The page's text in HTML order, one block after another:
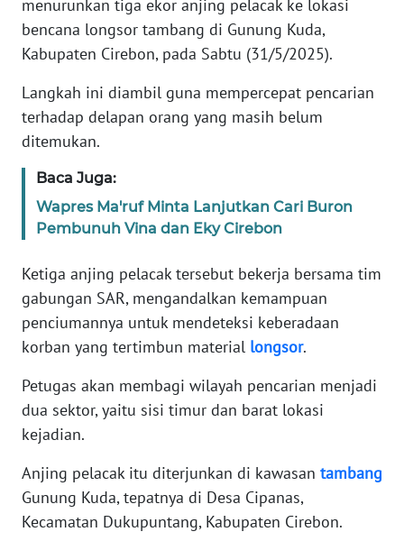
menurunkan tiga ekor anjing pelacak ke lokasi
bencana longsor tambang di Gunung Kuda,
Kabupaten Cirebon, pada Sabtu (31/5/2025).
Langkah ini diambil guna mempercepat pencarian
terhadap delapan orang yang masih belum
ditemukan.
Baca Juga:
Wapres Ma'ruf Minta Lanjutkan Cari Buron
Pembunuh Vina dan Eky Cirebon
Ketiga anjing pelacak tersebut bekerja bersama tim
gabungan SAR, mengandalkan kemampuan
penciumannya untuk mendeteksi keberadaan
korban yang tertimbun material longsor.
Petugas akan membagi wilayah pencarian menjadi
dua sektor, yaitu sisi timur dan barat lokasi
kejadian.
Anjing pelacak itu diterjunkan di kawasan tambang
Gunung Kuda, tepatnya di Desa Cipanas,
Kecamatan Dukupuntang, Kabupaten Cirebon.
Informasi
INDEKS
BERITA
KONTAK
KAMI
INFO
IKLAN
KAMI
PEDOMAN
MEDIA
SIBER
REDAKSI
KARIR
DISCLAIMER